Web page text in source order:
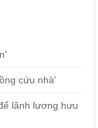
cứu nhà'
lãnh lương hưu